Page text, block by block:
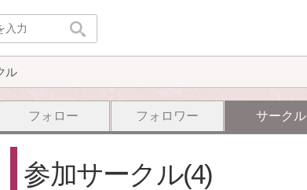
ル
フォロー フォロワー サークル
参加サークル(4)